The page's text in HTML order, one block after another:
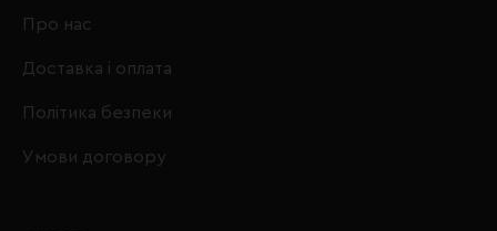
Про нас
Доставка і оплата
Політика безпеки
Умови договору